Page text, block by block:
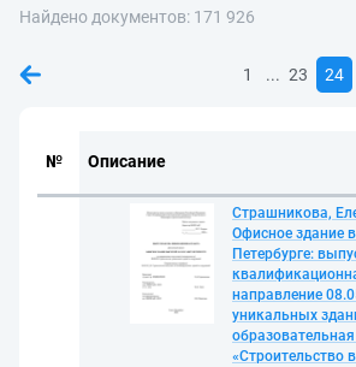
Найдено документов: 171 926
1 ... 23 24
№ Описание
Страшникова,
Офисное здание
Петербурге:
направление
уникальных
«Строительство